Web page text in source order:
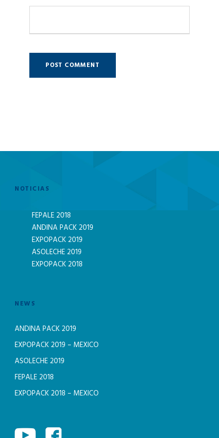
NOTICIAS
FEPALE 2018
ANDINA PACK 2019
EXPOPACK 2019
ASOLECHE 2019
EXPOPACK 2018
NEWS
ANDINA PACK 2019
EXPOPACK 2019 – MEXICO
ASOLECHE 2019
FEPALE 2018
EXPOPACK 2018 – MEXICO